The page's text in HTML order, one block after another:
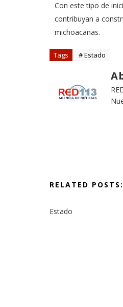
Con este tipo de
contribuyan a
michoacanas.
Tags # Estado
RELATED POSTS:
Estado